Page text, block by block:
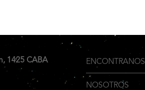
1425 CABA
Menu
ENCONTRANOS
NOSOTROS